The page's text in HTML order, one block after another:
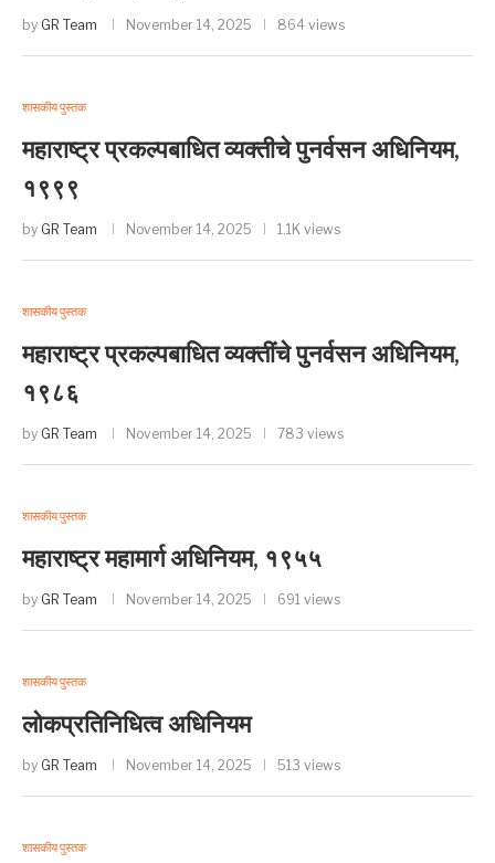
by GR Team November 14, 2025 864 views
शासकीय पुस्तक
महाराष्ट्र प्रकल्पबाधित व्यक्तीचे पुनर्वसन अधिनियम,
१९९९
by GR Team November 14, 2025 1.1K views
शासकीय पुस्तक
महाराष्ट्र प्रकल्पबाधित व्यक्तींचे पुनर्वसन अधिनियम,
१९८६
by GR Team November 14, 2025 783 views
शासकीय पुस्तक
महाराष्ट्र महामार्ग अधिनियम, १९५५
by GR Team November 14, 2025 691 views
शासकीय पुस्तक
लोकप्रतिनिधित्व अधिनियम
by GR Team November 14, 2025 513 views
शासकीय पुस्तक